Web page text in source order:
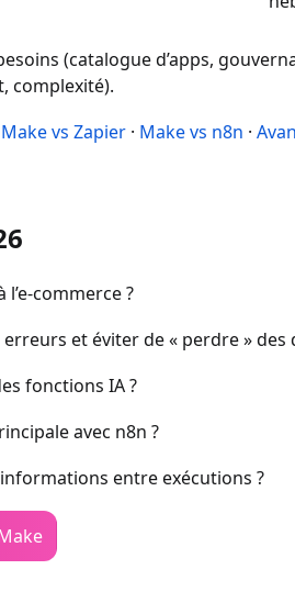
(catalogue d’apps,
complexité).
Make vs Zapier · Make vs n8n ·
commerce ?
et éviter de « perdre » des
fonctions IA ?
avec n8n ?
entre exécutions ?